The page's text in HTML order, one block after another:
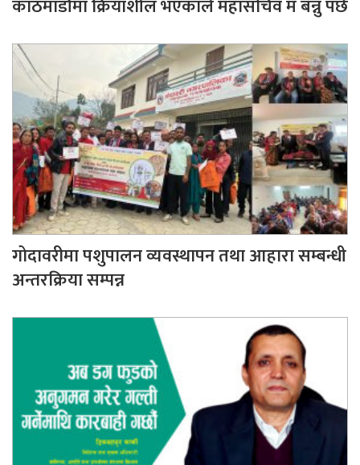
काठमाडौंमा क्रियाशील भएकाले महासचिव म बन्नु पर्छ
गोदावरीमा पशुपालन व्यवस्थापन तथा आहारा सम्बन्धी
अन्तरक्रिया सम्पन्न